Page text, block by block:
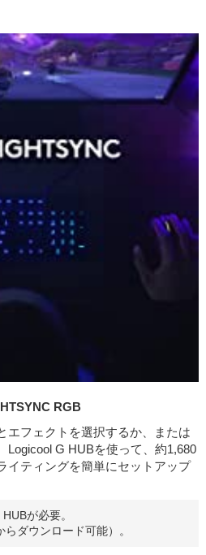
RGB
エフェクトを選択するか、または
Logicool G HUBを使って、約1,680
イティングを簡単にセットアップ
が必要。
ダウンロード可能）。